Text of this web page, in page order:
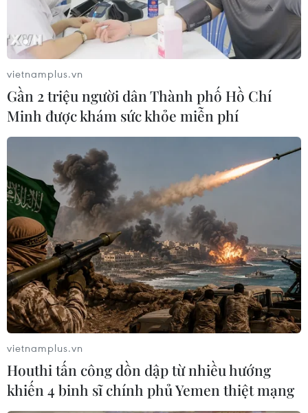
Tổng Bí thư, Chủ tịch nước Tô Lâm
bắt đầu thăm cấp Nhà nước Australia
09/08/2026 12:05
Australia điều tra vụ hai máy bay suýt
va chạm tại sân bay Sydney
Dấu mốc quan trọng đưa quan hệ
Việt Nam-New Zealand phát triển
thực chất và hiệu quả hơn
09/08/2026 02:46
Tổng Bí thư, Chủ tịch nước Tô Lâm
lên đường thăm cấp Nhà nước
Australia và New Zealand
09/08/2026 02:00
Những lý do khiến du khách Ấn Độ
vietnamplus.vn
Gần 2 triệu người dân Thành phố Hồ Chí
Minh được khám sức khỏe miễn phí
vietnamplus.vn
Houthi tấn công dồn dập từ nhiều hướng
khiến 4 binh sĩ chính phủ Yemen thiệt mạng